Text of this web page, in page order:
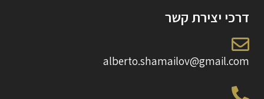
דרכי יצירת קשר
alberto.shamailov@gmail.com